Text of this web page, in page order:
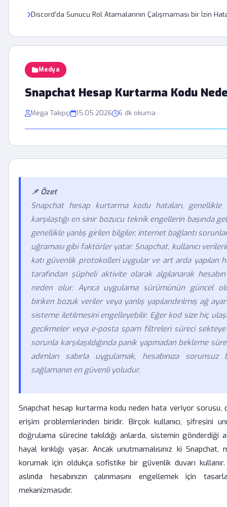
Medya
Snapchat Hesap Kurtarma Kodu
Mega Takipçi 15.05.2026 6 dk okuma
📌 Özet
Snapchat hesap kurtarma kodu hataları, genellikle
karşılaştığı en sinir bozucu teknik engellerin başında
genellikle yanlış girilen bilgiler, internet bağlantı
uğraması gibi faktörler yatar. Snapchat, kullanıcı
katı güvenlik protokolleri uygular ve art arda yapılan
tarafından şüpheli aktivite olarak algılanarak
neden olur. Ayrıca uygulama sürümünün güncel
biriken bozuk veriler veya yanlış yapılandırılmış ağ
sisteme iletilmesini engelleyebilir. Eğer kod size hiç
gecikmeler veya e-posta spam filtreleri süreci
sorunla karşılaşıldığında panik yapmadan bekleme
adımları sabırla uygulamak, hesabınıza
sağlamanın en güvenli yoludur.
Snapchat hesap kurtarma kodu neden hata veriyor sorusu,
erişim problemlerinden biridir. Birçok kullanıcı, şifresini
doğrulama sürecine takıldığı anlarda, sistemin gönderdiği
hayal kırıklığı yaşar. Ancak unutmamalısınız ki Snapchat,
korumak için oldukça sofistike bir güvenlik duvarı kullanır.
aslında hesabınızın çalınmasını engellemek için
mekanizmasıdır.
Discord'da Sunucu Rol Atamalarının Çalışmaması bir İzin